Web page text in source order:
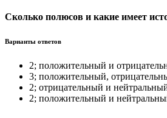
Сколько полюсов и какие имеет
Варианты ответов
2; положительный и
3; положительный,
2; отрицательный и
2; положительный и